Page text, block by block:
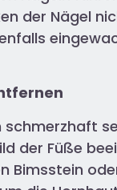
der Nägel
schmerzhaft
der Füße
Bimsstein